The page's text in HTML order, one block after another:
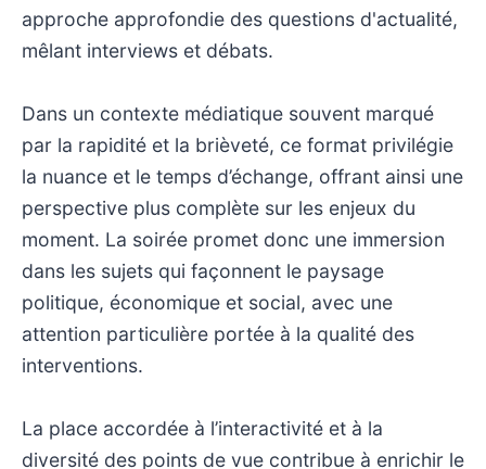
approche approfondie des questions d'actualité,
mêlant interviews et débats.
Dans un contexte médiatique souvent marqué
par la rapidité et la brièveté, ce format privilégie
la nuance et le temps d’échange, offrant ainsi une
perspective plus complète sur les enjeux du
moment. La soirée promet donc une immersion
dans les sujets qui façonnent le paysage
politique, économique et social, avec une
attention particulière portée à la qualité des
interventions.
La place accordée à l’interactivité et à la
diversité des points de vue contribue à enrichir le